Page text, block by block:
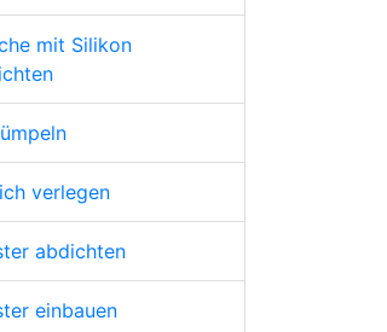
mit Silikon
verlegen
abdichten
einbauen